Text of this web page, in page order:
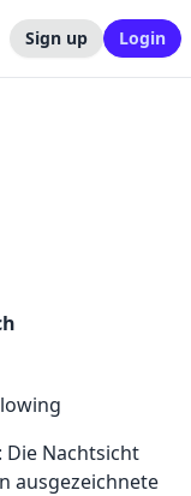
Sign up Login
Die Nachtsicht
ausgezeichnete